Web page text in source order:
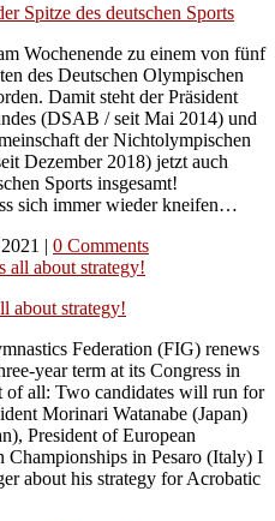
Spitze des deutschen Sports
Wochenende zu einem von fünf
des Deutschen Olympischen
Damit steht der Präsident
(DSAB / seit Mai 2014) und
der Nichtolympischen
Dezember 2018) jetzt auch
Sports insgesamt!
sich immer wieder kneifen…
| 0 Comments
about strategy!
Federation (FIG) renews
year term at its Congress in
all: Two candidates will run for
Morinari Watanabe (Japan)
President of European
Championships in Pesaro (Italy) I
about his strategy for Acrobatic